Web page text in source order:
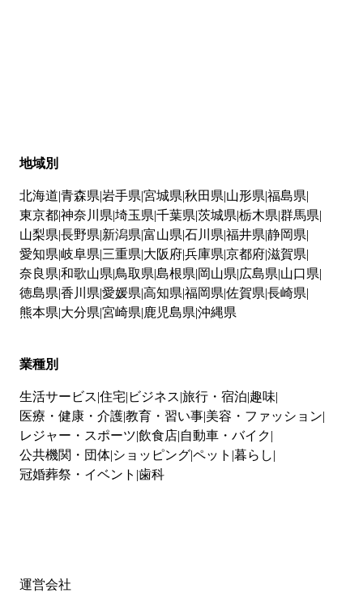
地域別
北海道 青森県 岩手県 宮城県 秋田県 山形県 福島県
東京都神奈川県 埼玉県 千葉県 茨城県 栃木県 群馬県
山梨県 長野県 新潟県 富山県 石川県 福井県 静岡県
愛知県 岐阜県 三重県 大阪府兵庫県 京都府滋賀県
奈良県 和歌山県 鳥取県 島根県 岡山県 広島県 山口県
徳島県 香川県 愛媛県 高知県 福岡県 佐賀県 長崎県
熊本県 大分県 宮崎県 鹿児島県 沖縄県
業種別
生活サービス 住宅 ビジネス 旅行・宿泊 趣味
医療・健康・介護教育・習い事 美容・ファッション
レジャー・スポーツ 飲食店 自動車・バイク
公共機関・団体 ショッピングペット 暮らし
冠婚葬祭・イベント 歯科
運営会社